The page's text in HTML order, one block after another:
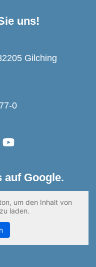
uns!
Gilching
0
auf Google.
um den Inhalt von
laden.